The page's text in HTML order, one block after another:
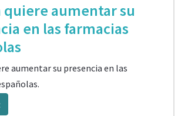
aumentar su
en las farmacias
aumentar su presencia en las